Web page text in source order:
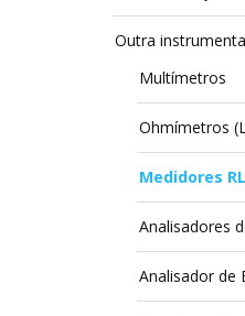
Outra
Multímetros
Ohmímetros
Medidores
Analisadores
Analisador de